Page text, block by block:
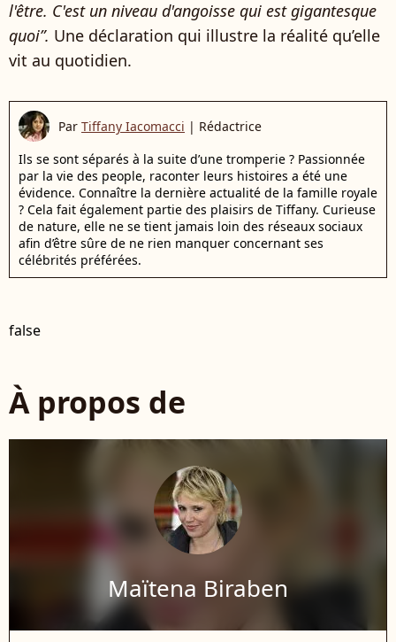
l'être. C'est un niveau d'angoisse qui est gigantesque
quoi”. Une déclaration qui illustre la réalité qu’elle
vit au quotidien.
Par Tiffany Iacomacci | Rédactrice
Ils se sont séparés à la suite d’une tromperie ? Passionnée
par la vie des people, raconter leurs histoires a été une
évidence. Connaître la dernière actualité de la famille royale
? Cela fait également partie des plaisirs de Tiffany. Curieuse
de nature, elle ne se tient jamais loin des réseaux sociaux
afin d’être sûre de ne rien manquer concernant ses
célébrités préférées.
false
À propos de
Maïtena Biraben